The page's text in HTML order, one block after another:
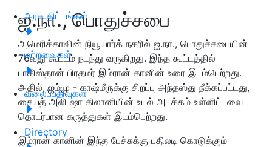
அரசு திட்டங்கள்
மற்றவைகள்
வலைப்பதிவுகள்
Directory
ஐ.நா., பொதுச்சபை
அமெரிக்காவின் நியூயார்க் நகரில் ஐ.நா., பொதுச்சபையின்
76வது கூட்டம் நடந்து வருகிறது. இந்த கூட்டத்தில்
பாகிஸ்தான் பிரதமர் இம்ரான் கானின் உரை இடம்பெற்றது.
அதில், ஜம்மு - காஷ்மீருக்கு சிறப்பு அந்தஸ்து நீக்கப்பட்டது,
சையத் அலி ஷா கிலானியின் உடல் அடக்கம் உள்ளிட்டவை
தொடர்பான கருத்துகள் இடம்பெற்றது.
இம்ரான் கானின் இந்த பேச்சுக்கு பதிலடி கொடுக்கும்